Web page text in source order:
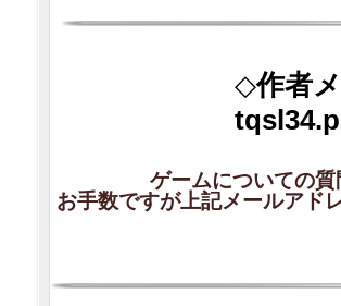
◇作者
ゲームについての
お手数ですが上記メールアド